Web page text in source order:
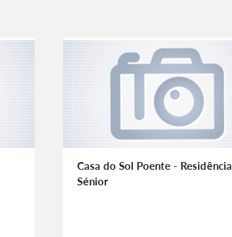
Casa do Sol Poente - Residência
Sénior